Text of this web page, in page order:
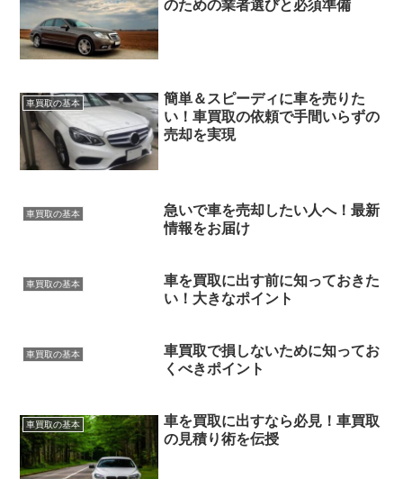
のための業者選びと必須準備
車買取の基本
簡単＆スピーディに車を売りた
い！車買取の依頼で手間いらずの
売却を実現
車買取の基本
急いで車を売却したい人へ！最新
情報をお届け
車買取の基本
車を買取に出す前に知っておきた
い！大きなポイント
車買取の基本
車買取で損しないために知ってお
くべきポイント
車買取の基本
車を買取に出すなら必見！車買取
の見積り術を伝授